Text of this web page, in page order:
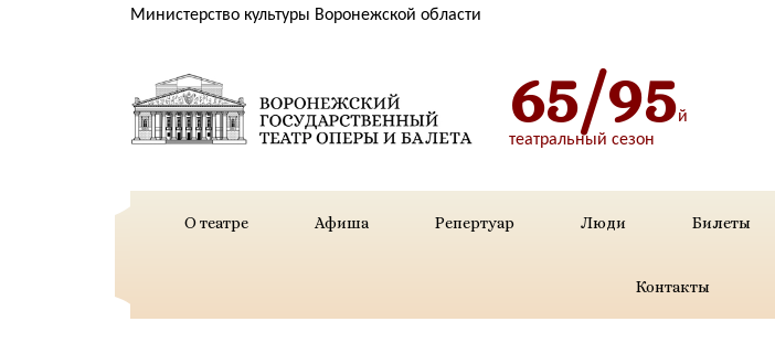
Министерство культуры Воронежской области
65/95й
театральный сезон
О театре Афиша Репертуар Люди Билеты
Контакты